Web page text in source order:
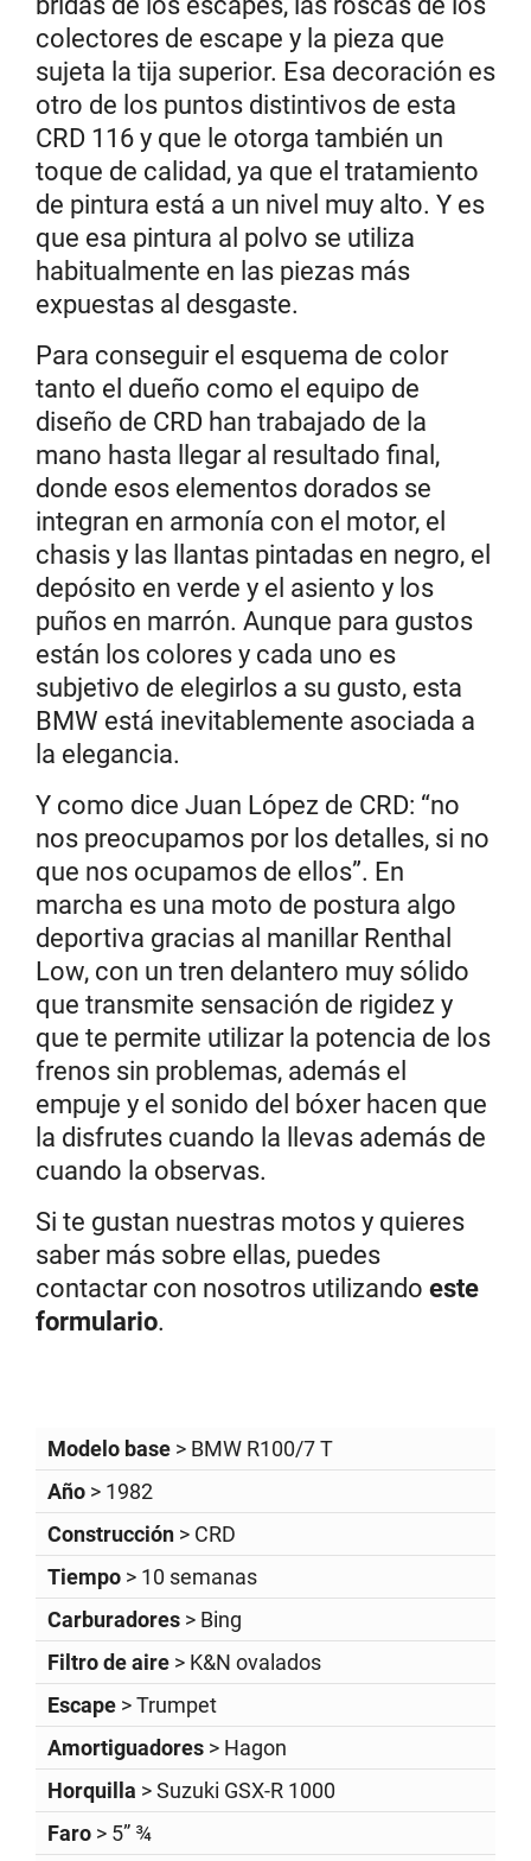
colectores de escape y la pieza que
sujeta la tija superior. Esa decoración es
otro de los puntos distintivos de esta
CRD 116 y que le otorga también un
toque de calidad, ya que el tratamiento
de pintura está a un nivel muy alto. Y es
que esa pintura al polvo se utiliza
habitualmente en las piezas más
expuestas al desgaste.
Para conseguir el esquema de color
tanto el dueño como el equipo de
diseño de CRD han trabajado de la
mano hasta llegar al resultado final,
donde esos elementos dorados se
integran en armonía con el motor, el
chasis y las llantas pintadas en negro, el
depósito en verde y el asiento y los
puños en marrón. Aunque para gustos
están los colores y cada uno es
subjetivo de elegirlos a su gusto, esta
BMW está inevitablemente asociada a
la elegancia.
Y como dice Juan López de CRD: “no
nos preocupamos por los detalles, si no
que nos ocupamos de ellos”. En
marcha es una moto de postura algo
deportiva gracias al manillar Renthal
Low, con un tren delantero muy sólido
que transmite sensación de rigidez y
que te permite utilizar la potencia de los
frenos sin problemas, además el
empuje y el sonido del bóxer hacen que
la disfrutes cuando la llevas además de
cuando la observas.
Si te gustan nuestras motos y quieres
saber más sobre ellas, puedes
contactar con nosotros utilizando este
formulario.
Modelo base > BMW R100/7 T
Año > 1982
Construcción > CRD
Tiempo > 10 semanas
Carburadores > Bing
Filtro de aire > K&N ovalados
Escape > Trumpet
Amortiguadores > Hagon
Horquilla > Suzuki GSX-R 1000
Faro > 5” ¾